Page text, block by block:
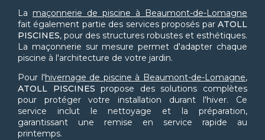
La maçonnerie de piscine à Beaumont-de-Lomagne
fait également partie des services proposés par ATOLL
PISCINES, pour des structures robustes et esthétiques.
La maçonnerie sur mesure permet d'adapter chaque
piscine à l'architecture de votre jardin.
Pour l'hivernage de piscine à Beaumont-de-Lomagne,
ATOLL PISCINES propose des solutions complètes
pour protéger votre installation durant l'hiver. Ce
service inclut le nettoyage et la préparation,
garantissant une remise en service rapide au
printemps.